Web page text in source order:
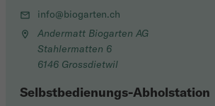
info@biogarten.ch
Andermatt Biogarten AG
Stahlermatten 6
6146 Grossdietwil
Selbstbedienungs-Abholstation